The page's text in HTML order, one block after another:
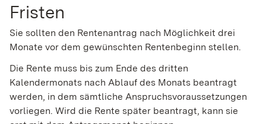
Fristen
Sie sollten den Rentenantrag nach Möglichkeit drei
Monate vor dem gewünschten Rentenbeginn stellen.
Die Rente muss bis zum Ende des dritten
Kalendermonats nach Ablauf des Monats beantragt
werden, in dem sämtliche Anspruchsvoraussetzungen
vorliegen. Wird die Rente später beantragt, kann sie